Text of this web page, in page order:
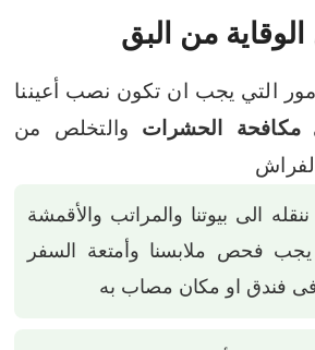
من البق
التي يجب ان تكون نصب أعيننا
مكافحة الحشرات والتخلص من
الى بيوتنا والمراتب والأقمشة
يجب فحص ملابسنا وأمتعة السفر
فى فندق او مكان مصاب به